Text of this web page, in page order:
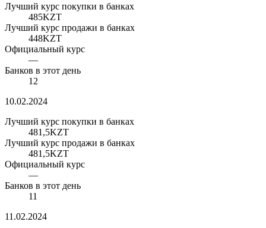
Лучший курс покупки в банках
485KZT
Лучший курс продажи в банках
448KZT
Официальный курс
—
Банков в этот день
12
10.02.2024
Лучший курс покупки в банках
481,5KZT
Лучший курс продажи в банках
481,5KZT
Официальный курс
—
Банков в этот день
11
11.02.2024